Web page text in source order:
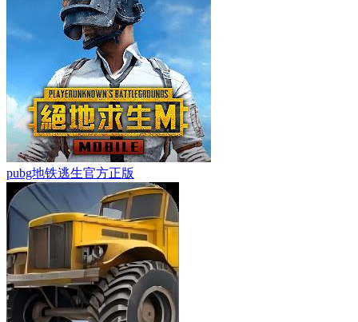
pubg地铁逃生官方正版